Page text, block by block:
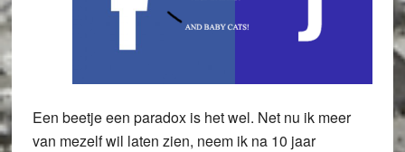
Een beetje een paradox is het wel. Net nu ik meer
van mezelf wil laten zien, neem ik na 10 jaar